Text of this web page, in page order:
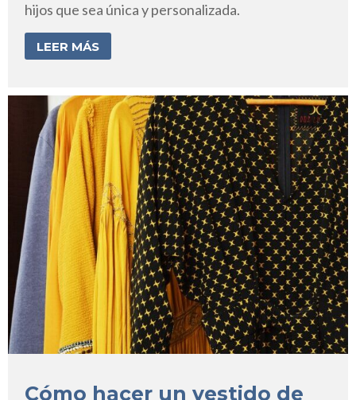
hijos que sea única y personalizada.
LEER MÁS
Cómo hacer un vestido de